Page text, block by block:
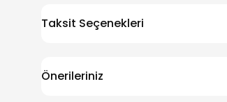
Taksit Seçenekleri
Önerileriniz